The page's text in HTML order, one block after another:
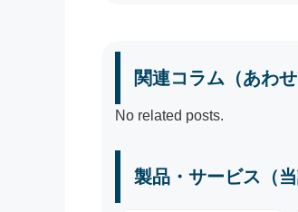
関連コラム（あわ
No related posts.
製品・サービス（